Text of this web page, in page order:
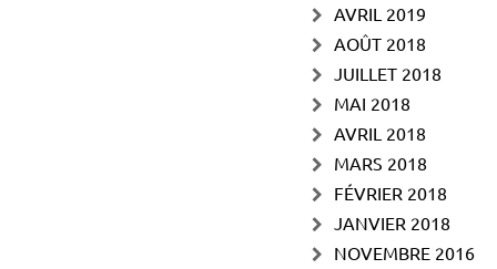
AVRIL 2019
AOÛT 2018
JUILLET 2018
MAI 2018
AVRIL 2018
MARS 2018
FÉVRIER 2018
JANVIER 2018
NOVEMBRE 2016